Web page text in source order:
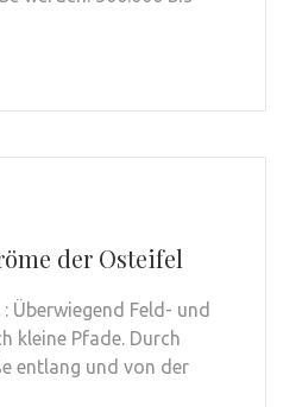
der Osteifel
Überwiegend Feld- und
kleine Pfade. Durch
entlang und von der